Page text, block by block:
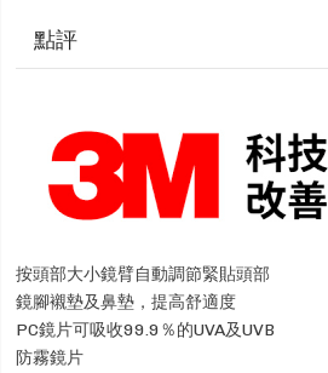
點評
按頭部大小鏡臂自動調節緊貼頭部
鏡腳襯墊及鼻墊，提高舒適度
PC鏡片可吸收99.9％的UVA及UVB
防霧鏡片